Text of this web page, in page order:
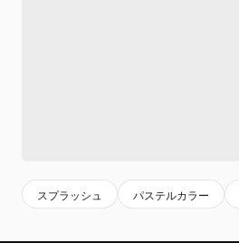
スプラッシュ パステルカラー